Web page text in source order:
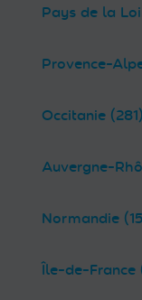
Pays de la
Provence-
Occitanie (281)
Auvergne-
Normandie
Île-de-France